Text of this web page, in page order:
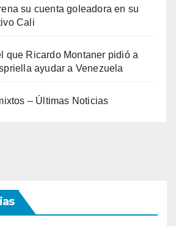
su cuenta goleadora en su
Cali
que Ricardo Montaner pidió a
ayudar a Venezuela
– Últimas Noticias